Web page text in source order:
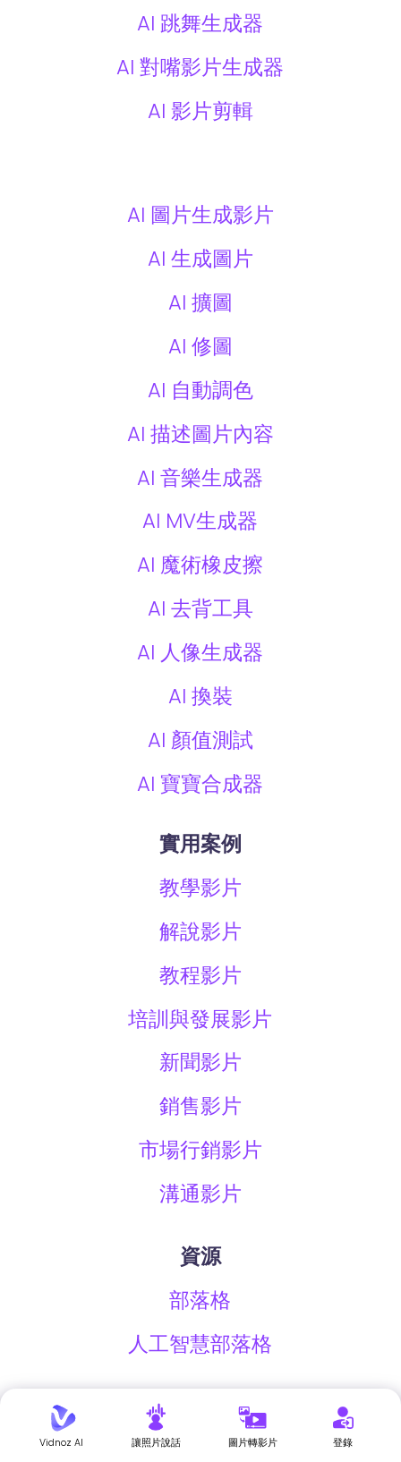
AI 跳舞生成器
AI 對嘴影片生成器
AI 影片剪輯
AI 圖片生成影片
AI 生成圖片
AI 擴圖
AI 修圖
AI 自動調色
AI 描述圖片內容
AI 音樂生成器
AI MV生成器
AI 魔術橡皮擦
AI 去背工具
AI 人像生成器
AI 換裝
AI 顏值測試
AI 寶寶合成器
實用案例
教學影片
解說影片
教程影片
培訓與發展影片
新聞影片
銷售影片
市場行銷影片
溝通影片
資源
部落格
人工智慧部落格
公司簡介
關於Vidnoz
Vidnoz AI 讓照片說話 圖片轉影片 登錄